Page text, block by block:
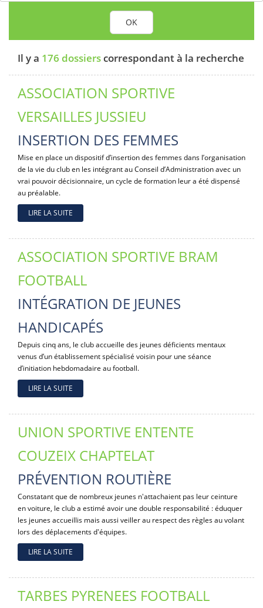
OK
Il y a 176 dossierscorrespondant à la recherche
ASSOCIATION SPORTIVE
VERSAILLES JUSSIEU
INSERTION DES FEMMES
Mise en place un dispositif d’insertion des femmes dans l’organisation
de la vie du club en les intégrant au Conseil d’Administration avec un
vrai pouvoir décisionnaire, un cycle de formation leur a été dispensé
au préalable.
LIRE LA SUITE
ASSOCIATION SPORTIVE BRAM
FOOTBALL
INTÉGRATION DE JEUNES
HANDICAPÉS
Depuis cinq ans, le club accueille des jeunes déficients mentaux
venus d’un établissement spécialisé voisin pour une séance
d’initiation hebdomadaire au football.
LIRE LA SUITE
UNION SPORTIVE ENTENTE
COUZEIX CHAPTELAT
PRÉVENTION ROUTIÈRE
Constatant que de nombreux jeunes n'attachaient pas leur ceinture
en voiture, le club a estimé avoir une double responsabilité : éduquer
les jeunes accueillis mais aussi veiller au respect des règles au volant
lors des déplacements d'équipes.
LIRE LA SUITE
TARBES PYRENEES FOOTBALL